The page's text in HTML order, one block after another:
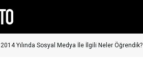
2014 Yılında Sosyal Medya İle İlgili Neler Öğrendik?